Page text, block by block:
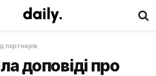
партнерів
доповіді про